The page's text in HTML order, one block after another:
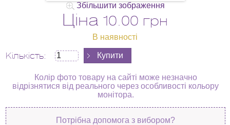
Збільшити зображення
Ціна 10.00 грн
В наявності
Кількість:
Колір фото товару на сайті може незначно
відрізнятися від реального через особливості кольору
монітора.
Потрібна допомога з вибором?